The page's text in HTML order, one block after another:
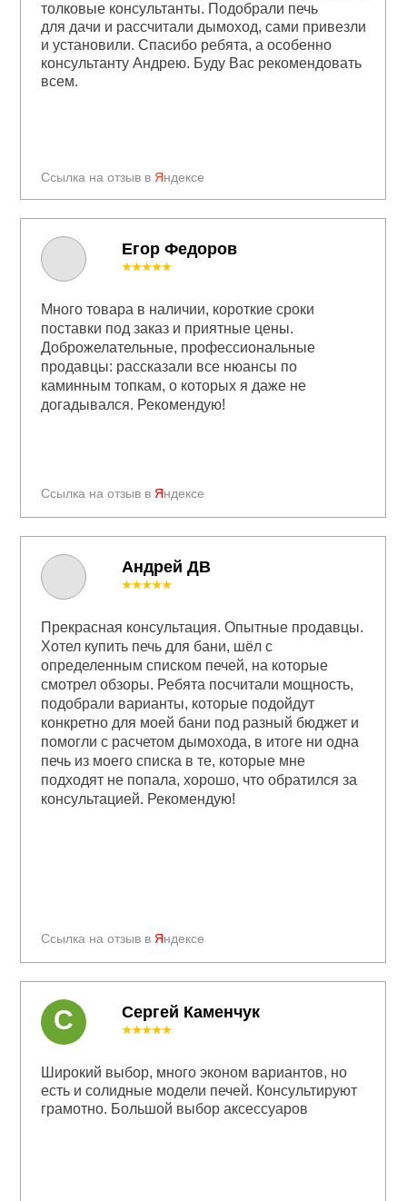
Ссылка на отзыв в Яндексе
толковые консультанты. Подобрали печь
для дачи и рассчитали дымоход, сами привезли
и установили. Спасибо ребята, а особенно
консультанту Андрею. Буду Вас рекомендовать
всем.
Егор Федоров
Ссылка на отзыв в Яндексе
★★★★★
Много товара в наличии, короткие сроки
поставки под заказ и приятные цены.
Доброжелательные, профессиональные
продавцы: рассказали все нюансы по
каминным топкам, о которых я даже не
догадывался. Рекомендую!
Андрей ДВ
Ссылка на отзыв в Яндексе
★★★★★
Прекрасная консультация. Опытные продавцы.
Хотел купить печь для бани, шёл с
определенным списком печей, на которые
смотрел обзоры. Ребята посчитали мощность,
подобрали варианты, которые подойдут
конкретно для моей бани под разный бюджет и
помогли с расчетом дымохода, в итоге ни одна
печь из моего списка в те, которые мне
подходят не попала, хорошо, что обратился за
консультацией. Рекомендую!
Сергей Каменчук
★★★★★
Широкий выбор, много эконом вариантов, но
есть и солидные модели печей. Консультируют
грамотно. Большой выбор аксессуаров
С